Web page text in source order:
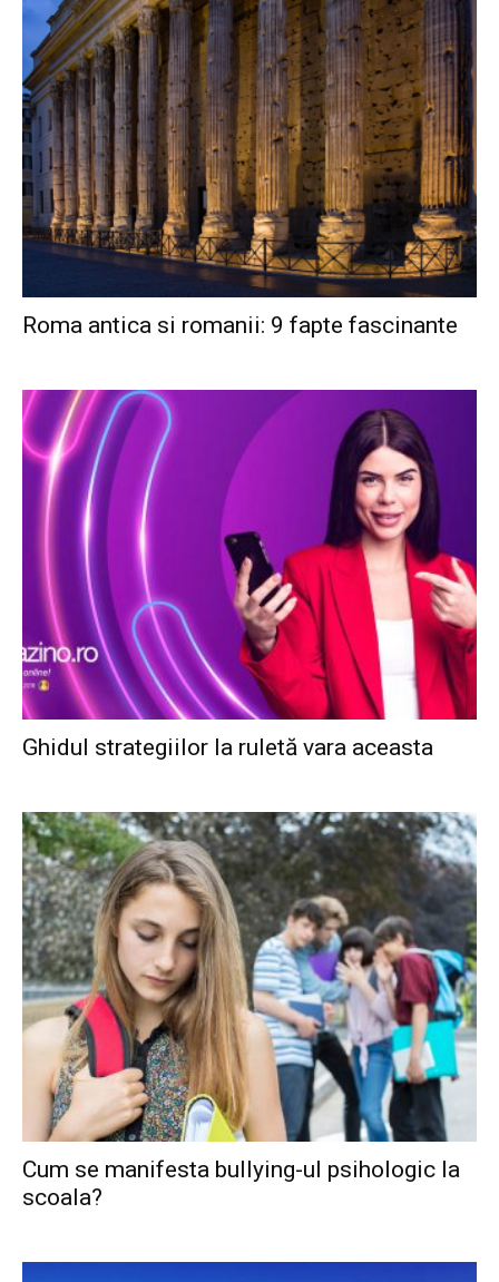
Roma antica si romanii: 9 fapte fascinante
Ghidul strategiilor la ruletă vara aceasta
Cum se manifesta bullying-ul psihologic la
scoala?